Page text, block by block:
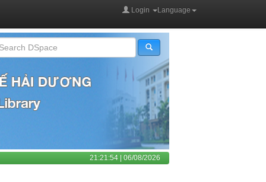
Language
Login
21:21:54 | 06/08/2026